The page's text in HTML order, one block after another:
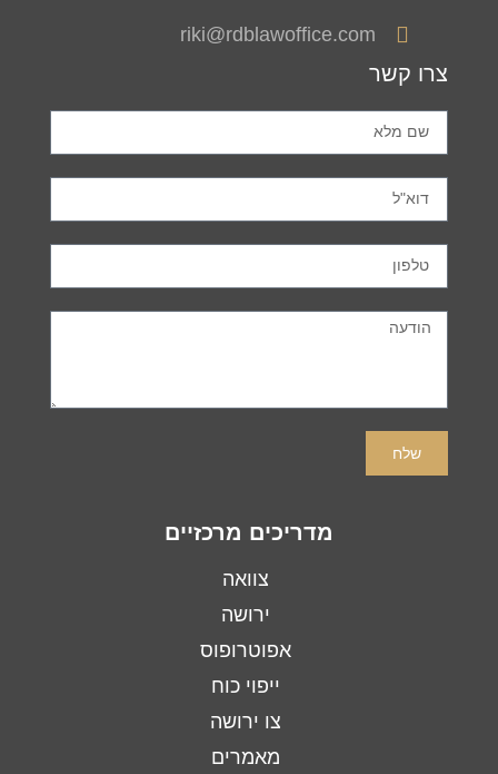
riki@rdblawoffice.com
צרו קשר
שלח
מדריכים מרכזיים
צוואה
ירושה
אפוטרופוס
ייפוי כוח
צו ירושה
מאמרים